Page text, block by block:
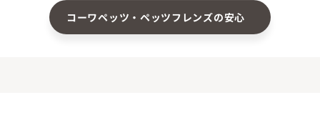
コーワペッツ・ペッツフレンズの安心